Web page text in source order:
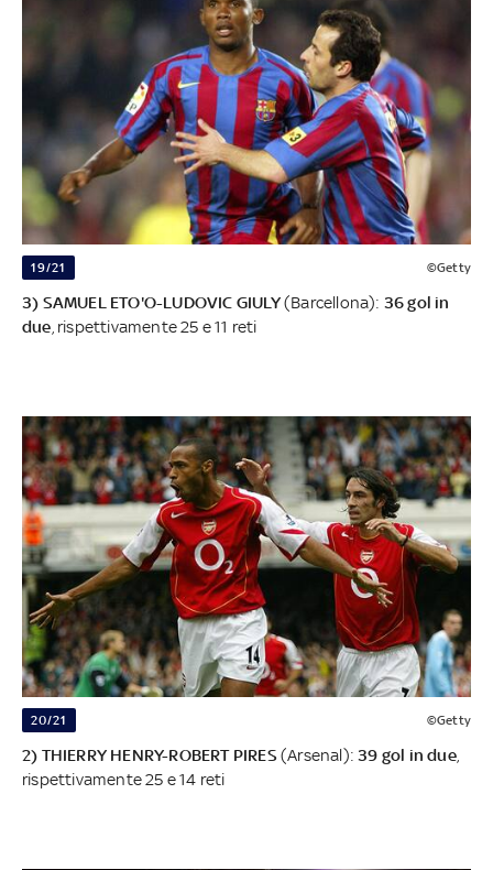
19/21 ©Getty
3) SAMUEL ETO'O-LUDOVIC GIULY(Barcellona): 36 gol in
due , rispettivamente 25 e 11 reti
20/21 ©Getty
2) THIERRY HENRY-ROBERT PIRES(Arsenal):39 gol in due,
rispettivamente 25 e 14 reti